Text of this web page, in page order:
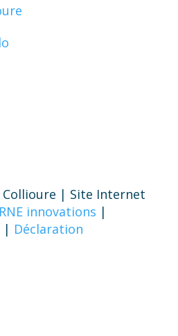
Collioure | Site Internet
innovations |
| Déclaration